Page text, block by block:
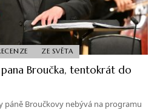
ZE SVĚTA
Broučka, tentokrát do
páně Broučkovy nebývá na programu